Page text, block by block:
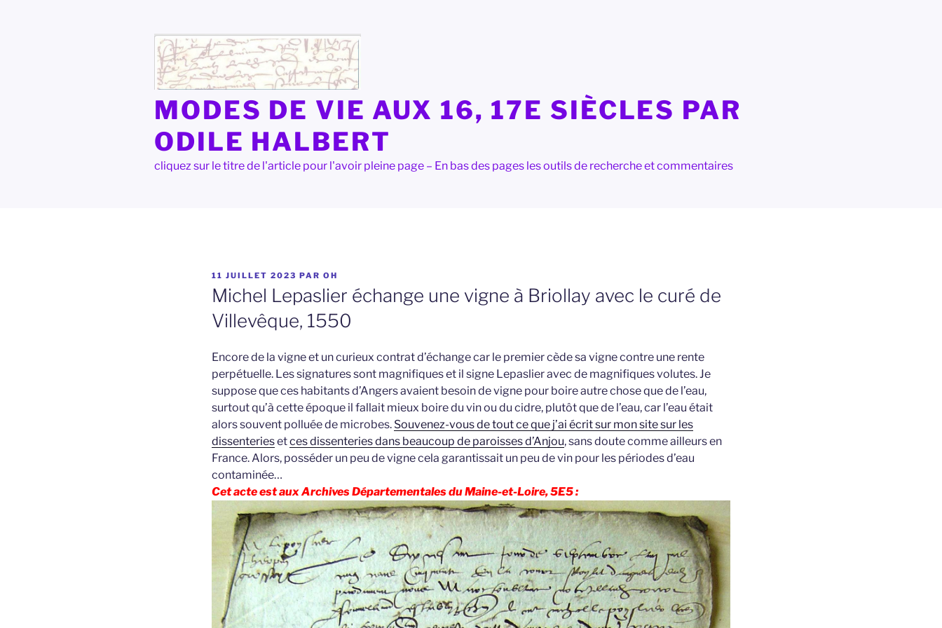
MODES DE VIE AUX 16, 17E SIÈCLES PAR
ODILE HALBERT
cliquez sur le titre de l'article pour l'avoir pleine page – En bas des pages les outils de recherche et commentaires
PUBLIÉ
LE
11 JUILLET 2023 PAR OH
Michel Lepaslier échange une vigne à Briollay avec le curé de
Villevêque, 1550
Encore de la vigne et un curieux contrat d’échange car le premier cède sa vigne contre une rente
perpétuelle. Les signatures sont magnifiques et il signe Lepaslier avec de magnifiques volutes. Je
suppose que ces habitants d’Angers avaient besoin de vigne pour boire autre chose que de l’eau,
surtout qu’à cette époque il fallait mieux boire du vin ou du cidre, plutôt que de l’eau, car l’eau était
alors souvent polluée de microbes. Souvenez-vous de tout ce que j’ai écrit sur mon site sur les
dissenteriesetces dissenteries dans beaucoup de paroisses d’Anjou, sans doute comme ailleurs en
France. Alors, posséder un peu de vigne cela garantissait un peu de vin pour les périodes d’eau
contaminée…
Cet acte est aux Archives Départementales du Maine-et-Loire, 5E5 :